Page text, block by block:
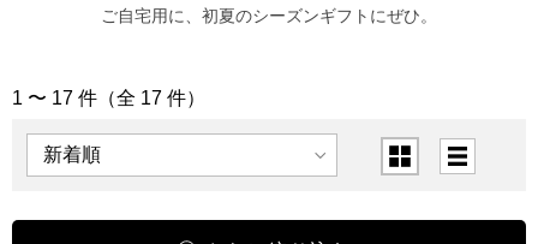
ご自宅用に、初夏のシーズンギフトにぜひ。
「さくらんぼ」の商品一覧
1 〜 17 件（全 17 件）
表示順 表示切替